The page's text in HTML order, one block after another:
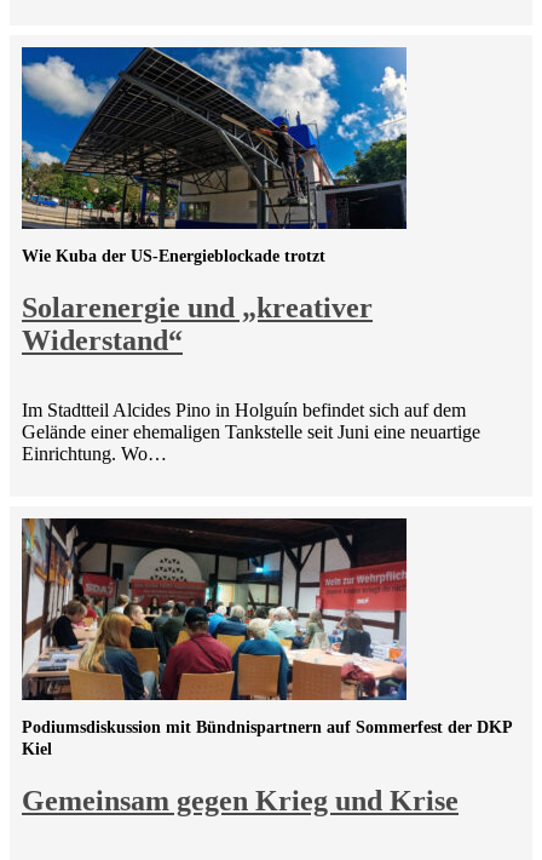
Solarenergie und „kreativer
Widerstand“
Wie Kuba der US-Energieblockade trotzt
Im Stadtteil Alcides Pino in Holguín befindet sich auf dem
Gelände einer ehemaligen Tankstelle seit Juni eine neuartige
Einrichtung. Wo…
Gemeinsam gegen Krieg und Krise
Podiumsdiskussion mit Bündnispartnern auf Sommerfest der DKP
Kiel